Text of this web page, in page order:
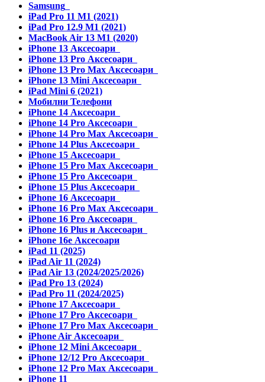
Samsung
iPad Pro 11 M1 (2021)
iPad Pro 12.9 M1 (2021)
MacBook Air 13 M1 (2020)
iPhone 13 Аксесоари
iPhone 13 Pro Аксесоари
iPhone 13 Pro Max Аксесоари
iPhone 13 Mini Аксесоари
iPad Mini 6 (2021)
Мобилни Телефони
iPhone 14 Аксесоари
iPhone 14 Pro Аксесоари
iPhone 14 Pro Max Аксесоари
iPhone 14 Plus Аксесоари
iPhone 15 Аксесоари
iPhone 15 Pro Max Аксесоари
iPhone 15 Pro Аксесоари
iPhone 15 Plus Аксесоари
iPhone 16 Аксесоари
iPhone 16 Pro Max Аксесоари
iPhone 16 Pro Аксесоари
iPhone 16 Plus и Аксесоари
iPhone 16e Аксесоари
iPad 11 (2025)
iPad Air 11 (2024)
iPad Air 13 (2024/2025/2026)
iPad Pro 13 (2024)
iPad Pro 11 (2024/2025)
iPhone 17 Аксесоари
iPhone 17 Pro Аксесоари
iPhone 17 Pro Max Аксесоари
iPhone Air Аксесоари
iPhone 12 Mini Аксесоари
iPhone 12/12 Pro Аксесоари
iPhone 12 Pro Max Аксесоари
iPhone 11